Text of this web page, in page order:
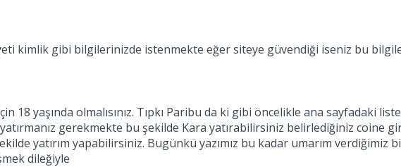
kimlik gibi bilgilerinizde istenmekte eğer siteye güvendiği iseniz bu
18 yaşında olmalısınız. Tıpkı Paribu da ki gibi öncelikle ana sayfadaki
gerekmekte bu şekilde Kara yatırabilirsiniz belirlediğiniz coine
yatırım yapabilirsiniz. Bugünkü yazımız bu kadar umarım verdiğimiz
dileğiyle